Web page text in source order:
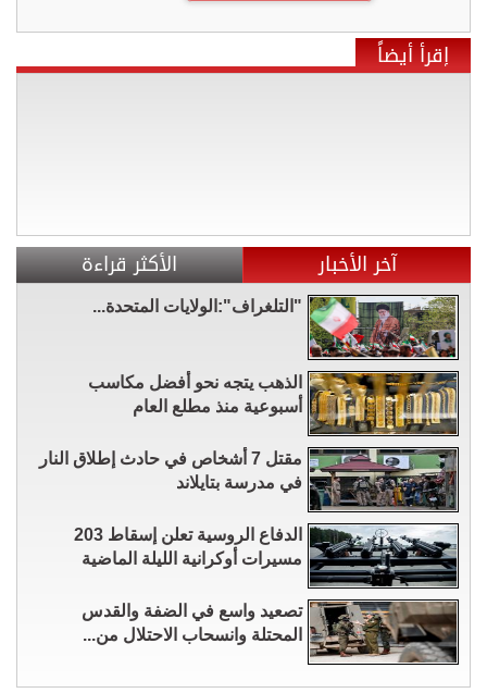
إقرأ أيضاً
آخر الأخبار الأكثر قراءة
"التلغراف":الولايات المتحدة...
الذهب يتجه نحو أفضل مكاسب
أسبوعية منذ مطلع العام
مقتل 7 أشخاص في حادث إطلاق النار
في مدرسة بتايلاند
الدفاع الروسية تعلن إسقاط 203
مسيرات أوكرانية الليلة الماضية
تصعيد واسع في الضفة والقدس
المحتلة وانسحاب الاحتلال من...